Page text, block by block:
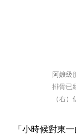
阿嬤級
排骨已
（右）
「小時候對東